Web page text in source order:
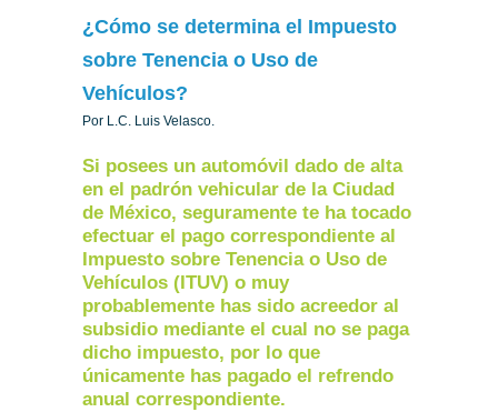
¿Cómo se determina el Impuesto
sobre Tenencia o Uso de
Vehículos?
Por L.C. Luis Velasco.
Si posees un automóvil dado de alta
en el padrón vehicular de la Ciudad
de México, seguramente te ha tocado
efectuar el pago correspondiente al
Impuesto sobre Tenencia o Uso de
Vehículos (ITUV) o muy
probablemente has sido acreedor al
subsidio mediante el cual no se paga
dicho impuesto, por lo que
únicamente has pagado el refrendo
anual correspondiente.